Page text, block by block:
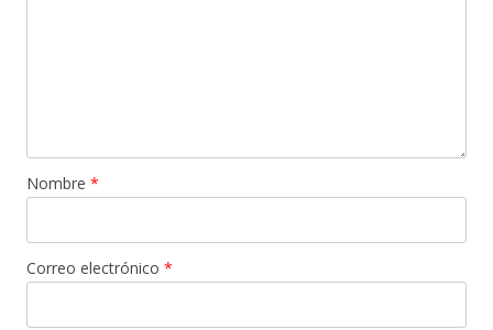
Nombre *
Correo electrónico *